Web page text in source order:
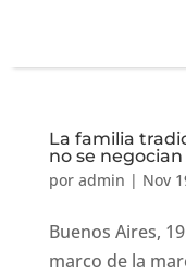
La familia
no se negocian
por admin | Nov
Buenos Aires,
marco de la